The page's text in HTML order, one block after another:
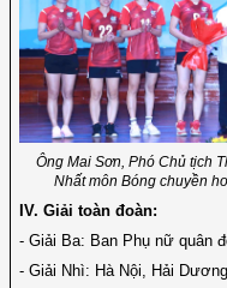
Ông Mai Sơn, Phó Chủ tịch
Nhất môn Bóng chuyền
IV. Giải toàn đoàn:
- Giải Ba: Ban Phụ nữ quân
- Giải Nhì: Hà Nội, Hải Dương